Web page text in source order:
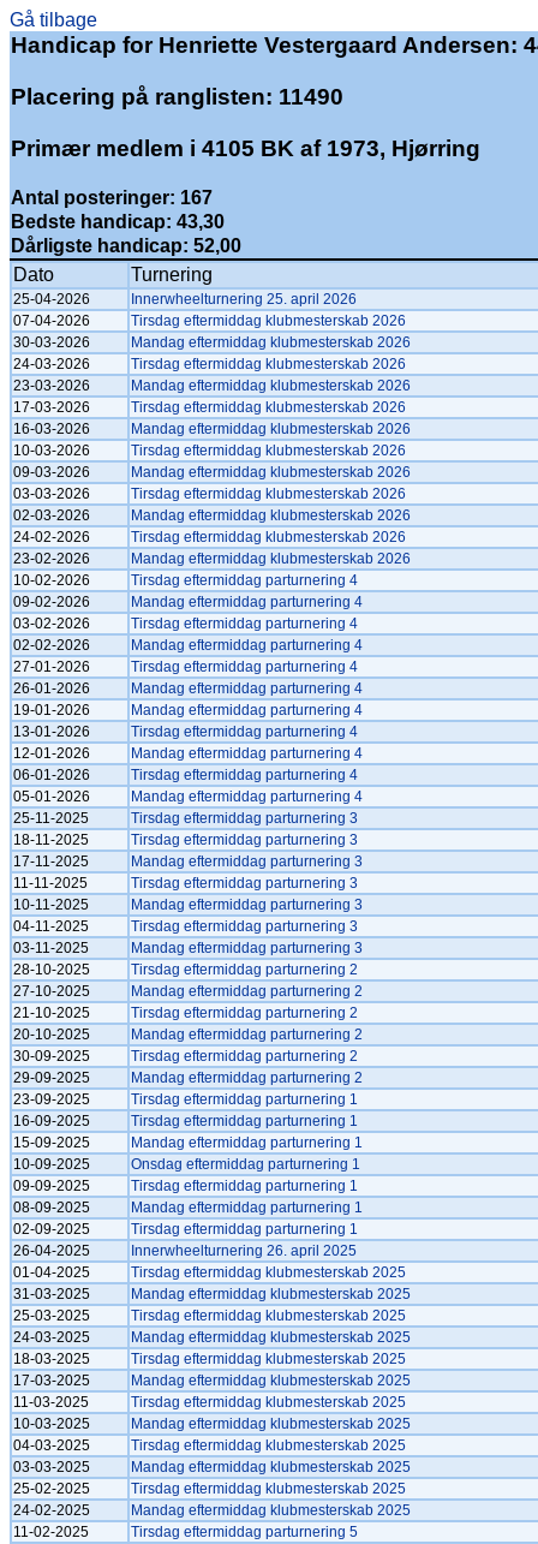
Gå tilbage
Handicap for Henriette Vestergaard Andersen:
Placering på ranglisten: 11490
Primær medlem i 4105 BK af 1973, Hjørring
Antal posteringer: 167
Bedste handicap: 43,30
Dårligste handicap: 52,00
Dato
Turnering
25-04-2026
Innerwheelturnering 25. april 2026
07-04-2026
Tirsdag eftermiddag klubmesterskab 2026
30-03-2026
Mandag eftermiddag klubmesterskab 2026
24-03-2026
Tirsdag eftermiddag klubmesterskab 2026
23-03-2026
Mandag eftermiddag klubmesterskab 2026
17-03-2026
Tirsdag eftermiddag klubmesterskab 2026
16-03-2026
Mandag eftermiddag klubmesterskab 2026
10-03-2026
Tirsdag eftermiddag klubmesterskab 2026
09-03-2026
Mandag eftermiddag klubmesterskab 2026
03-03-2026
Tirsdag eftermiddag klubmesterskab 2026
02-03-2026
Mandag eftermiddag klubmesterskab 2026
24-02-2026
Tirsdag eftermiddag klubmesterskab 2026
23-02-2026
Mandag eftermiddag klubmesterskab 2026
10-02-2026
Tirsdag eftermiddag parturnering 4
09-02-2026
Mandag eftermiddag parturnering 4
03-02-2026
Tirsdag eftermiddag parturnering 4
02-02-2026
Mandag eftermiddag parturnering 4
27-01-2026
Tirsdag eftermiddag parturnering 4
26-01-2026
Mandag eftermiddag parturnering 4
19-01-2026
Mandag eftermiddag parturnering 4
13-01-2026
Tirsdag eftermiddag parturnering 4
12-01-2026
Mandag eftermiddag parturnering 4
06-01-2026
Tirsdag eftermiddag parturnering 4
05-01-2026
Mandag eftermiddag parturnering 4
25-11-2025
Tirsdag eftermiddag parturnering 3
18-11-2025
Tirsdag eftermiddag parturnering 3
17-11-2025
Mandag eftermiddag parturnering 3
11-11-2025
Tirsdag eftermiddag parturnering 3
10-11-2025
Mandag eftermiddag parturnering 3
04-11-2025
Tirsdag eftermiddag parturnering 3
03-11-2025
Mandag eftermiddag parturnering 3
28-10-2025
Tirsdag eftermiddag parturnering 2
27-10-2025
Mandag eftermiddag parturnering 2
21-10-2025
Tirsdag eftermiddag parturnering 2
20-10-2025
Mandag eftermiddag parturnering 2
30-09-2025
Tirsdag eftermiddag parturnering 2
29-09-2025
Mandag eftermiddag parturnering 2
23-09-2025
Tirsdag eftermiddag parturnering 1
16-09-2025
Tirsdag eftermiddag parturnering 1
15-09-2025
Mandag eftermiddag parturnering 1
10-09-2025
Onsdag eftermiddag parturnering 1
09-09-2025
Tirsdag eftermiddag parturnering 1
08-09-2025
Mandag eftermiddag parturnering 1
02-09-2025
Tirsdag eftermiddag parturnering 1
26-04-2025
Innerwheelturnering 26. april 2025
01-04-2025
Tirsdag eftermiddag klubmesterskab 2025
31-03-2025
Mandag eftermiddag klubmesterskab 2025
25-03-2025
Tirsdag eftermiddag klubmesterskab 2025
24-03-2025
Mandag eftermiddag klubmesterskab 2025
18-03-2025
Tirsdag eftermiddag klubmesterskab 2025
17-03-2025
Mandag eftermiddag klubmesterskab 2025
11-03-2025
Tirsdag eftermiddag klubmesterskab 2025
10-03-2025
Mandag eftermiddag klubmesterskab 2025
04-03-2025
Tirsdag eftermiddag klubmesterskab 2025
03-03-2025
Mandag eftermiddag klubmesterskab 2025
25-02-2025
Tirsdag eftermiddag klubmesterskab 2025
24-02-2025
Mandag eftermiddag klubmesterskab 2025
11-02-2025
Tirsdag eftermiddag parturnering 5